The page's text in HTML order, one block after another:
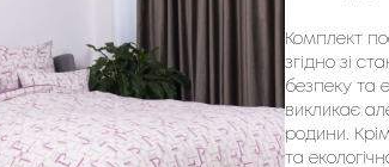
Комплект
згідно зі
безпеку та
викликає
родини.
та